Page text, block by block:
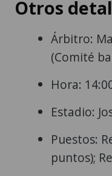
Otros
Árbitro:
(Comité
Hora:
Estadio:
Puestos:
puntos);